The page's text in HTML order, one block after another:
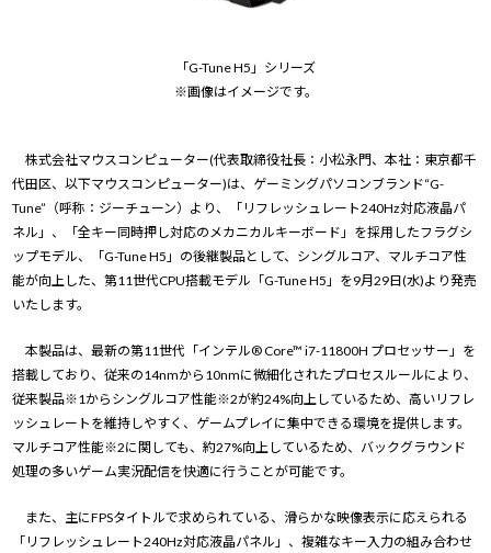
「G-Tune H5」シリーズ
※画像はイメージです。
株式会社マウスコンピューター(代表取締役社長：小松永門、本社：東京都千
代田区、以下マウスコンピューター)は、ゲーミングパソコンブランド“G-
Tune”（呼称：ジーチューン）より、「リフレッシュレート240Hz対応液晶パ
ネル」、「全キー同時押し対応のメカニカルキーボード」を採用したフラグシ
ップモデル、「G-Tune H5」の後継製品として、シングルコア、マルチコア性
能が向上した、第11世代CPU搭載モデル「G-Tune H5」を9月29日(水)より発売
いたします。
本製品は、最新の第11世代「インテル® Core™ i7-11800H プロセッサー」を
搭載しており、従来の14nmから10nmに微細化されたプロセスルールにより、
従来製品※1からシングルコア性能※2が約24%向上しているため、高いリフレ
ッシュレートを維持しやすく、ゲームプレイに集中できる環境を提供します。
マルチコア性能※2に関しても、約27%向上しているため、バックグラウンド
処理の多いゲーム実況配信を快適に行うことが可能です。
また、主にFPSタイトルで求められている、滑らかな映像表示に応えられる
「リフレッシュレート240Hz対応液晶パネル」、複雑なキー入力の組み合わせ